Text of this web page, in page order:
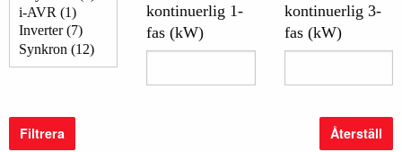
kontinuerlig 1-
fas (kW)
kontinuerlig 3-
fas (kW)
Filtrera Återställ